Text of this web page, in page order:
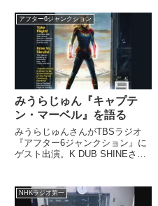
ク』について話していました。
（安住紳一郎）さて、みうらさん
は今年11月に『「ない仕事」の
作り...
アフター6ジャンクション
みうらじゅん『キャプテ
ン・マーベル』を語る
みうらじゅんさんがTBSラジオ
『アフター6ジャンクション』に
ゲスト出演。K DUB SHINEさ
ローの時代について話していまし
た。（日比麻音子）でも、やっぱ
NHKラジオ第一